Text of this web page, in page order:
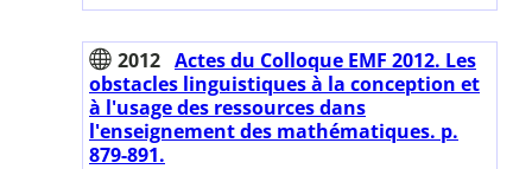
2012 Actes du Colloque EMF 2012. Les
obstacles linguistiques à la conception et
à l'usage des ressources dans
l'enseignement des mathématiques. p.
879-891.